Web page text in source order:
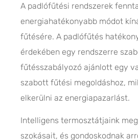
A padlófűtési rendszerek
energiahatékonyabb módot
fűtésére. A padlófűtés
érdekében egy rendszerre
fűtésszabályozó ajánlott egy
szabott fűtési megoldáshoz,
elkerülni az energiapazarlást.
Intelligens termosztátjaink
szokásait, és gondoskodnak